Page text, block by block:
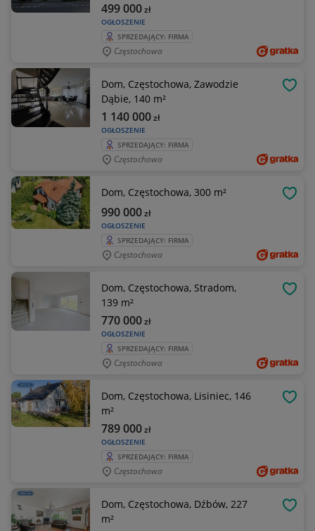
OGŁOSZENIE
499 000zł
SPRZEDAJĄCY: FIRMA
Częstochowa
Dom, Częstochowa, Zawodzie
Dąbie, 140 m²
OGŁOSZENIE
1 140 000zł
SPRZEDAJĄCY: FIRMA
Częstochowa
Dom, Częstochowa, 300 m²
OGŁOSZENIE
990 000zł
SPRZEDAJĄCY: FIRMA
Częstochowa
Dom, Częstochowa, Stradom,
139 m²
OGŁOSZENIE
770 000zł
SPRZEDAJĄCY: FIRMA
Częstochowa
Dom, Częstochowa, Lisiniec, 146
m²
OGŁOSZENIE
789 000zł
SPRZEDAJĄCY: FIRMA
Częstochowa
Dom, Częstochowa, Dźbów, 227
m²